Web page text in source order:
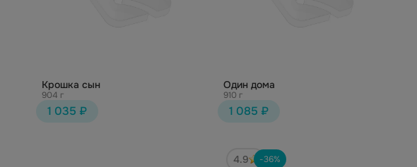
Крошка сын
904 г
1 035 ₽
Один дома
910 г
1 085 ₽
4.9 -36%